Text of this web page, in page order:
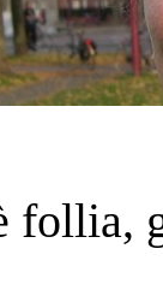
follia,